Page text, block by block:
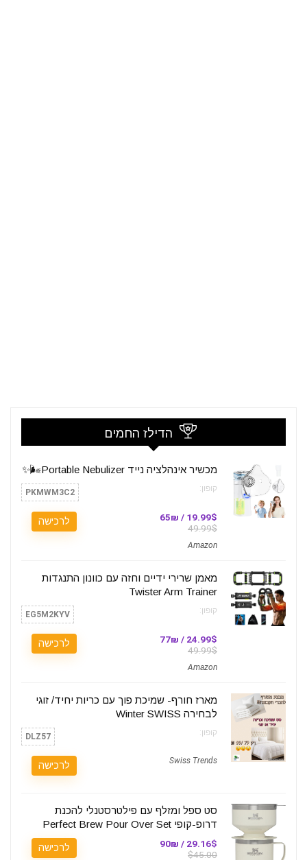
הדילז החמים
מכשיר אינהלציה נייד Portable Nebulizer🌬️✨
קופון: PKMWM3C2
19.99$ / 65₪
49.99$
Amazon
לרכישה
מאמן שרירי ידיים וחזה עם כוונון התנגדות
Twister Arm Trainer
קופון: EG5M2KYV
24.99$ / 77₪
49.99$
Amazon
לרכישה
מארז חורף- שמיכת פוך עם כריות יחיד/ זוגי
לבחירה Winter SWISS
קופון: DLZ57
Swiss Trends לרכישה
סט ספל ומזלף עם פילטרסטנלי להכנת
דרופ-קופי Perfect Brew Pour Over Set
29.16$ / 90₪
$45.00
לרכישה